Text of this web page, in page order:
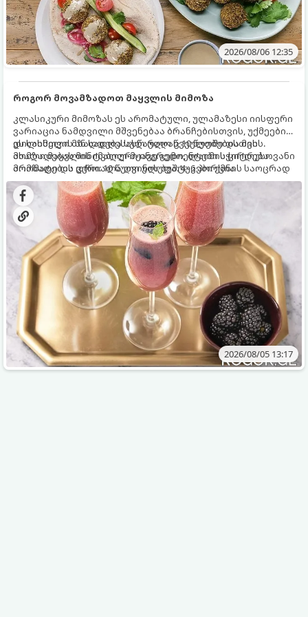
2026/08/06 12:35
როგორ მოვამზადოთ მაყვლის მიმოზა
კლასიკური მიმოზას ეს არომატული, ულამაზესი იისფერი
ვარიაცია ნამდვილი მშვენებაა ბრანჩებისთვის, უქმეების
დილისთვის ან სადღესასწაულო წვეულებებისთვის.
ახალი მაყვლის ტკბილ-მჟავე გემო, ლაიმის ციტრუსოვანი
არომატი და ცქრიალა ღვინის ბუშტუკები ქმნის საოცრად
დახვეწილ და მაგრილებელ კოქტეილს.
ეს სასმელი მზადდება სულ რაღაც 10 წუთში და მის
მომზადებას მინიმალური ინგრედიენტები სჭირდება.
მომზადების დრო: 10 წუთი ულუფა: 4–6 პორცია
2026/08/05 13:17